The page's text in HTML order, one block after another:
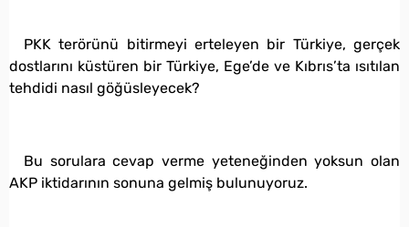
PKK terörünü bitirmeyi erteleyen bir Türkiye, gerçek
dostlarını küstüren bir Türkiye, Ege’de ve Kıbrıs’ta ısıtılan
tehdidi nasıl göğüsleyecek?
Bu sorulara cevap verme yeteneğinden yoksun olan
AKP iktidarının sonuna gelmiş bulunuyoruz.